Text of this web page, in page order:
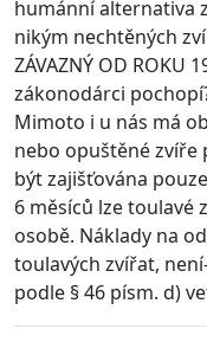
humánní alternativa
nikým nechtěných
ZÁVAZNÝ OD ROKU
zákonodárci
Mimoto i u nás má
nebo opuštěné zvíře
být zajišťována
6 měsíců lze toulavé
osobě. Náklady na
toulavých zvířat,
podle § 46 písm. d)